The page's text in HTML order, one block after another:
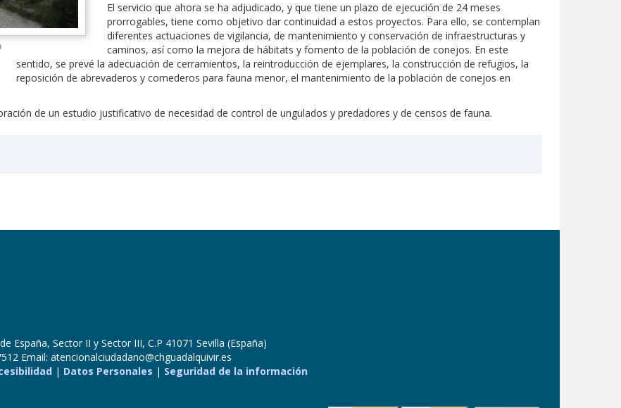
El servicio que ahora se ha adjudicado, y que tiene un plazo de ejecución de 24 meses
prorrogables, tiene como objetivo dar continuidad a estos proyectos. Para ello, se contemplan
diferentes actuaciones de vigilancia, de mantenimiento y conservación de infraestructuras y
caminos, así como la mejora de hábitats y fomento de la población de conejos. En este
sentido, se prevé la adecuación de cerramientos, la reintroducción de ejemplares, la construcción de refugios, la
reposición de abrevaderos y comederos para fauna menor, el mantenimiento de la población de conejos en
de un estudio justificativo de necesidad de control de ungulados y predadores y de censos de fauna.
España, Sector II y Sector III, C.P 41071 Sevilla (España)
Email: atencionalciudadano@chguadalquivir.es
| Datos Personales | Seguridad de la información